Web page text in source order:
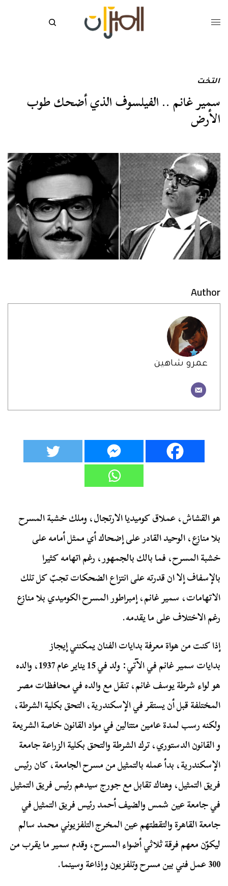
التخت
سمير غانم .. الفيلسوف الذي أضحك طوب
الأرض
Author
عمرو شاهين
هو القشاش، عملاق كوميديا الارتجال، وملك خشبة المسرح
بلا منازع، الوحيد القادر على إضحاك أي ممثل أمامه على
خشبة المسرح، فما بالك بالجمهور، رغم اتهامه كثيرا
بالإسفاف إلا ان قدرته على انتزاع الضحكات تجبّ كل تلك
الاتهامات، سمير غانم، إمبراطور المسرح الكوميدي بلا منازع
رغم الاختلاف على ما يقدمه.
إذا كنت من هواة معرفة بدايات الفنان يمكنني إيجاز
بدايات سمير غانم في الآتي: ولد في 15 يناير عام 1937، والده
هو لواء شرطة يوسف غانم، تنقل مع والده في محافظات مصر
المختلفة قبل أن يستقر في الإسكندرية، التحق بكلية الشرطة،
ولكنه رسب لمدة عامين متتالين في مواد القانون خاصة الشريعة
و القانون الدستوري، ترك الشرطة والتحق بكلية الزراعة جامعة
الإسكندرية، بدأ عمله بالتمثيل من مسرح الجامعة، كان رئيس
فريق التمثيل، وهناك تقابل مع جورج سيدهم رئيس فريق التمثيل
في جامعة عين شمس والضيف أحمد رئيس فريق التمثيل في
جامعة القاهرة والتقطتهم عين المخرج التلفزيوني محمد سالم
ليكوّن معهم فرقة ثلاثي أضواء المسرح، وقدم سمير ما يقرب من
300 عمل فني بين مسرح وتلفزيون وإذاعة وسينما.